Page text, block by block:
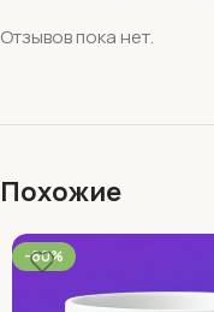
Отзывов пока нет.
Похожие
-60%